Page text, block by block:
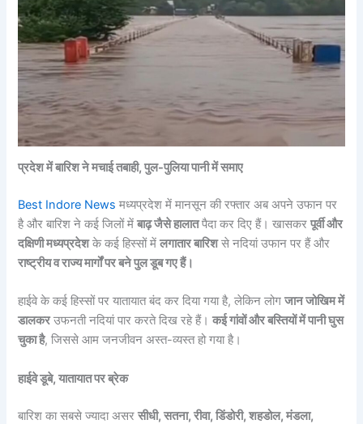
प्रदेश में बारिश ने मचाई तबाही, पुल-पुलिया पानी में समाए
Best Indore News मध्यप्रदेश में मानसून की रफ्तार अब अपने उफान पर
है और बारिश ने कई जिलों मेंबाढ़ जैसे हालातपैदा कर दिए हैं। खासकरपूर्वी और
दक्षिणी मध्यप्रदेशके कई हिस्सों मेंलगातार बारिशसे नदियां उफान पर हैं और
राष्ट्रीय व राज्य मार्गों पर बने पुल डूब गए हैं।
हाईवे के कई हिस्सों पर यातायात बंद कर दिया गया है, लेकिन लोगजान जोखिम में
डालकरउफनती नदियां पार करते दिख रहे हैं।कई गांवों और बस्तियों में पानी घुस
चुका है, जिससे आम जनजीवन अस्त-व्यस्त हो गया है।
हाईवे डूबे, यातायात पर ब्रेक
बारिश का सबसे ज्यादा असरसीधी, सतना, रीवा, डिंडोरी, शहडोल, मंडला,